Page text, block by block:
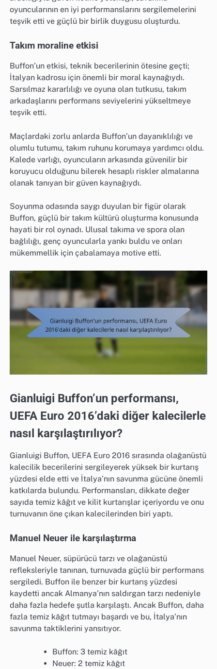
oyuncularının en iyi performanslarını sergilemelerini
teşvik etti ve güçlü bir birlik duygusu oluşturdu.
Takım moraline etkisi
Buffon’un etkisi, teknik becerilerinin ötesine geçti;
İtalyan kadrosu için önemli bir moral kaynağıydı.
Sarsılmaz kararlılığı ve oyuna olan tutkusu, takım
arkadaşlarını performans seviyelerini yükseltmeye
teşvik etti.
Maçlardaki zorlu anlarda Buffon’un dayanıklılığı ve
olumlu tutumu, takım ruhunu korumaya yardımcı oldu.
Kalede varlığı, oyuncuların arkasında güvenilir bir
koruyucu olduğunu bilerek hesaplı riskler almalarına
olanak tanıyan bir güven kaynağıydı.
Soyunma odasında saygı duyulan bir figür olarak
Buffon, güçlü bir takım kültürü oluşturma konusunda
hayati bir rol oynadı. Ulusal takıma ve spora olan
bağlılığı, genç oyuncularla yankı buldu ve onları
mükemmellik için çabalamaya motive etti.
Gianluigi Buffon’un performansı,
UEFA Euro 2016’daki diğer kalecilerle
nasıl karşılaştırılıyor?
Gianluigi Buffon, UEFA Euro 2016 sırasında olağanüstü
kalecilik becerilerini sergileyerek yüksek bir kurtarış
yüzdesi elde etti ve İtalya’nın savunma gücüne önemli
katkılarda bulundu. Performansları, dikkate değer
sayıda temiz kâğıt ve kilit kurtarışlar içeriyordu ve onu
turnuvanın öne çıkan kalecilerinden biri yaptı.
Manuel Neuer ile karşılaştırma
Manuel Neuer, süpürücü tarzı ve olağanüstü
refleksleriyle tanınan, turnuvada güçlü bir performans
sergiledi. Buffon ile benzer bir kurtarış yüzdesi
kaydetti ancak Almanya’nın saldırgan tarzı nedeniyle
daha fazla hedefe şutla karşılaştı. Ancak Buffon, daha
fazla temiz kâğıt tutmayı başardı ve bu, İtalya’nın
savunma taktiklerini yansıtıyor.
Buffon: 3 temiz kâğıt
Neuer: 2 temiz kâğıt